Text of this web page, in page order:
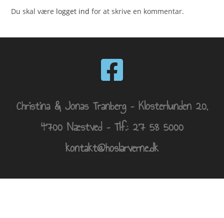
Du skal være logget ind for at skrive en kommentar.
Christina & Jonas Tranberg – Klosterlunden 20,
4700 Næstved – Tlf.: 27 58 5000
kontakt@hoslarverne.dk